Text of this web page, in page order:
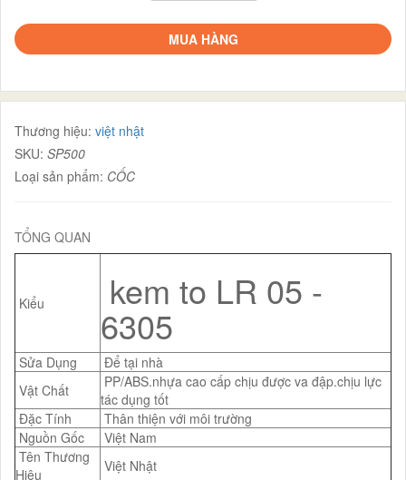
MUA HÀNG
Thương hiệu: việt nhật
SKU: SP500
Loại sản phẩm: CỐC
TỔNG QUAN
Kiểu kem to LR 05 -
6305
Sửa Dụng
Để tại nhà
Vật Chất
PP/ABS.nhựa cao cấp chịu được va đập.chịu lực
tác dụng tốt
Đặc Tính
Thân thiện với môi trường
Nguồn Gốc
Việt Nam
Tên Thương
Hiệu
Việt Nhật